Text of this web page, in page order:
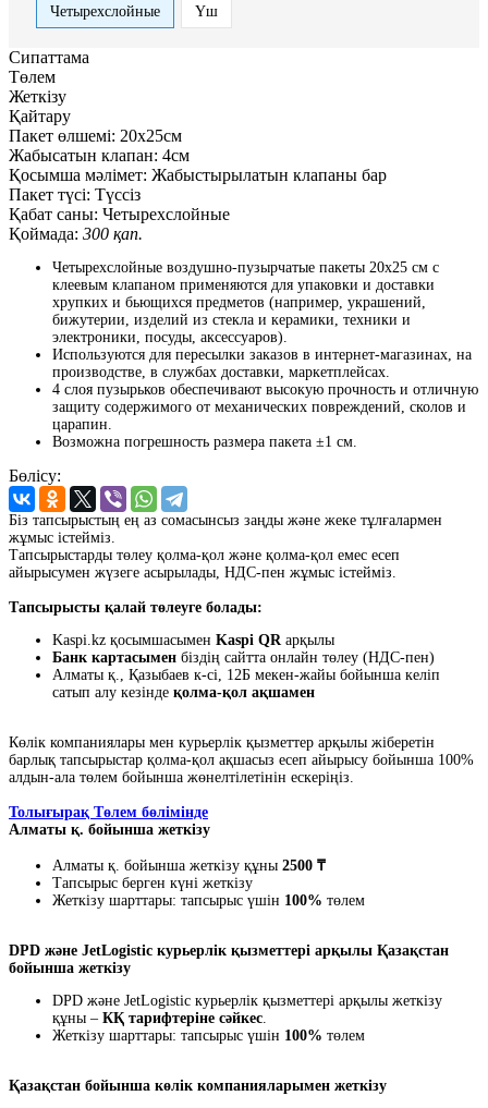
Четырехслойные Үш
Сипаттама
Төлем
Жеткізу
Қайтару
Пакет өлшемі: 20x25см
Жабысатын клапан: 4см
Қосымша мәлімет: Жабыстырылатын клапаны бар
Пакет түсі: Түссіз
Қабат саны: Четырехслойные
Қоймада: 300 қап.
Четырехслойные воздушно-пузырчатые пакеты 20x25 см с
клеевым клапаном применяются для упаковки и доставки
хрупких и бьющихся предметов (например, украшений,
бижутерии, изделий из стекла и керамики, техники и
электроники, посуды, аксессуаров).
Используются для пересылки заказов в интернет-магазинах, на
производстве, в службах доставки, маркетплейсах.
4 слоя пузырьков обеспечивают высокую прочность и отличную
защиту содержимого от механических повреждений, сколов и
царапин.
Возможна погрешность размера пакета ±1 см.
Бөлісу:
Біз тапсырыстың ең аз сомасынсыз заңды және жеке тұлғалармен
жұмыс істейміз.
Тапсырыстарды төлеу қолма-қол және қолма-қол емес есеп
айырысумен жүзеге асырылады, НДС-пен жұмыс істейміз.
Тапсырысты қалай төлеуге болады:
Kaspi.kz қосымшасымен Kaspi QR арқылы
Банк картасымен біздің сайтта онлайн төлеу (НДС-пен)
Алматы қ., Қазыбаев к-сі, 12Б мекен-жайы бойынша келіп
сатып алу кезінде қолма-қол ақшамен
Көлік компаниялары мен курьерлік қызметтер арқылы жіберетін
барлық тапсырыстар қолма-қол ақшасыз есеп айырысу бойынша 100%
алдын-ала төлем бойынша жөнелтілетінін ескеріңіз.
Толығырақ Төлем бөлімінде
Алматы қ. бойынша жеткізу
Алматы қ. бойынша жеткізу құны 2500 ₸
Тапсырыс берген күні жеткізу
Жеткізу шарттары: тапсырыс үшін 100% төлем
DPD және JetLogistic курьерлік қызметтері арқылы Қазақстан
бойынша жеткізу
DPD және JetLogistic курьерлік қызметтері арқылы жеткізу
құны – КҚ тарифтеріне сәйкес
Жеткізу шарттары: тапсырыс үшін 100% төлем
Қазақстан бойынша көлік компанияларымен жеткізу